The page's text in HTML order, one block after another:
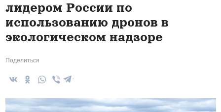
лидером России по
использованию дронов в
экологическом надзоре
Поделиться